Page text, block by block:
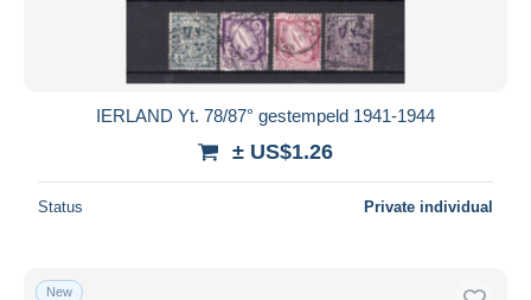
IERLAND Yt. 78/87° gestempeld 1941-1944
± US$1.26
Status Private individual
New